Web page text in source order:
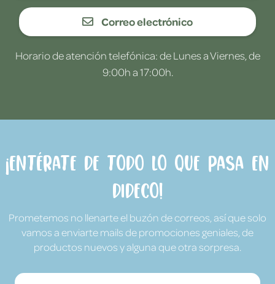
Correo electrónico
Horario de atención telefónica: de Lunes a Viernes, de
9:00h a 17:00h.
¡Entérate de todo lo que pasa en
Dideco!
Prometemos no llenarte el buzón de correos, así que solo
vamos a enviarte mails de promociones geniales, de
productos nuevos y alguna que otra sorpresa.